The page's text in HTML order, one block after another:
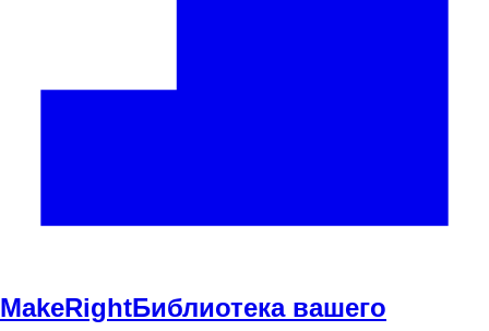
MakeRightБиблиотека вашего